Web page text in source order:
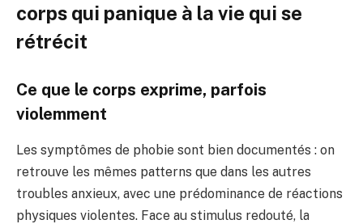
corps qui panique à la vie qui se
rétrécit
Ce que le corps exprime, parfois
violemment
Les symptômes de phobie sont bien documentés : on
retrouve les mêmes patterns que dans les autres
troubles anxieux, avec une prédominance de réactions
physiques violentes. Face au stimulus redouté, la